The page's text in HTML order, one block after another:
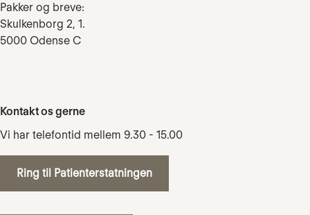
Pakker og breve:
Skulkenborg 2, 1.
5000 Odense C
Kontakt os gerne
Vi har telefontid mellem 9.30 - 15.00
Ring til Patienterstatningen